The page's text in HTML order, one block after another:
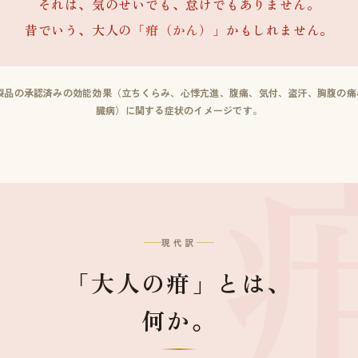
それは、気のせいでも、怠けでもありません。
昔でいう、大人の 「疳（かん）」 かもしれません。
の承認済みの効能効果（立ちくらみ、心悸亢進、腹痛、気付、盗汗、胸腹の
臓病）に関する症状のイメージです。
現代訳
「大人の疳」とは、
何か。